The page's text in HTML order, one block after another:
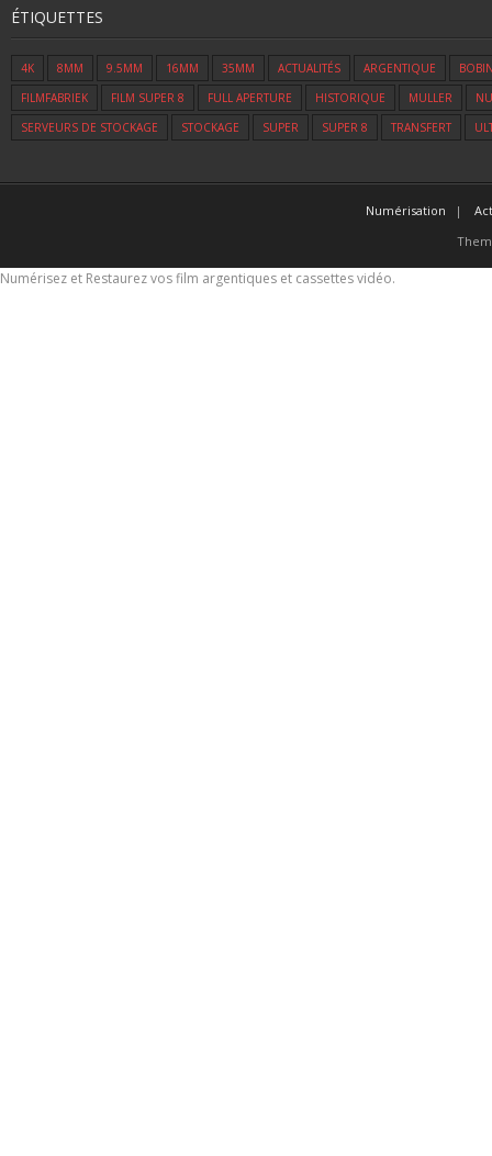
ÉTIQUETTES
4K 8MM 9.5MM 16MM 35MM ACTUALITÉS ARGENTIQUE
FILMFABRIEK
FILM SUPER 8 FULL APERTURE HISTORIQUE MULLER
SERVEURS DE STOCKAGE
STOCKAGE SUPER SUPER 8 TRANSFERT
Numérisation
Numérisez et Restaurez vos film argentiques et cassettes vidéo.